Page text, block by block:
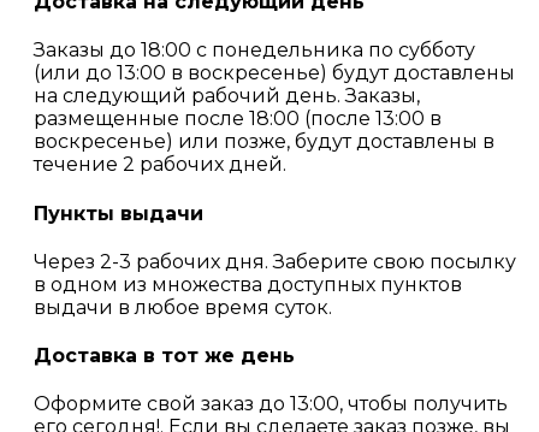
Заказы до 18:00 с понедельника по субботу
(или до 13:00 в воскресенье) будут доставлены
на следующий рабочий день. Заказы,
размещенные после 18:00 (после 13:00 в
воскресенье) или позже, будут доставлены в
течение 2 рабочих дней.
Пункты выдачи
Через 2-3 рабочих дня. Заберите свою посылку
в одном из множества доступных пунктов
выдачи в любое время суток.
Доставка в тот же день
Оформите свой заказ до 13:00, чтобы получить
его сегодня!. Если вы сделаете заказ позже, вы